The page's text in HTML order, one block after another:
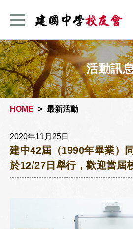
活動訊
HOME 最新活動
2020年11月25日
建中42屆（1990年畢業）
於12/27日舉行，歡迎當屆